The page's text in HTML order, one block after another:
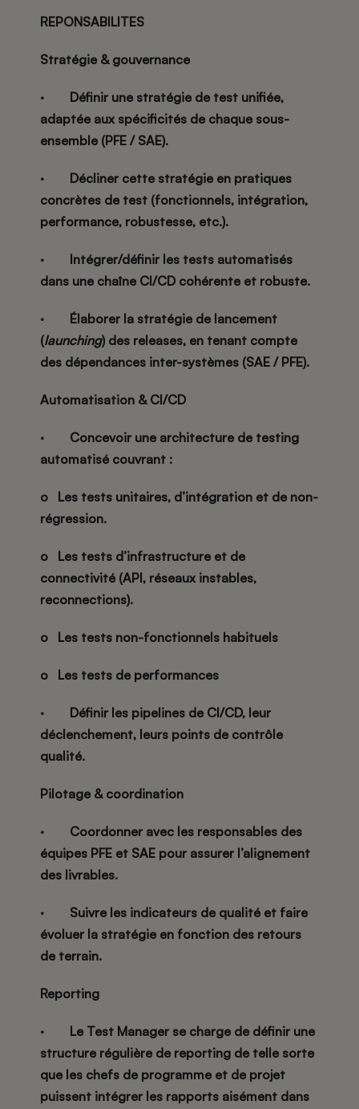
REPONSABILITES
Stratégie & gouvernance
· Définir une stratégie de test unifiée,
adaptée aux spécificités de chaque sous-
ensemble (PFE / SAE).
·
Décliner cette stratégie en pratiques
concrètes de test (fonctionnels, intégration,
performance, robustesse, etc.).
·
Intégrer/définir les tests automatisés
dans une chaîne CI/CD cohérente et robuste.
· Élaborer la stratégie de lancement
(launching) des releases, en tenant compte
des dépendances inter-systèmes (SAE / PFE).
Automatisation & CI/CD
· Concevoir une architecture de testing
automatisé couvrant :
o
Les tests unitaires, d’intégration et de non-
régression.
o
Les tests d’infrastructure et de
connectivité (API, réseaux instables,
reconnections).
o Les tests non-fonctionnels habituels
o Les tests de performances
·
Définir les pipelines de CI/CD, leur
déclenchement, leurs points de contrôle
qualité.
Pilotage & coordination
·
Coordonner avec les responsables des
équipes PFE et SAE pour assurer l’alignement
des livrables.
·
Suivre les indicateurs de qualité et faire
évoluer la stratégie en fonction des retours
de terrain.
Reporting
·
Le Test Manager se charge de définir une
structure régulière de reporting de telle sorte
que les chefs de programme et de projet
puissent intégrer les rapports aisément dans